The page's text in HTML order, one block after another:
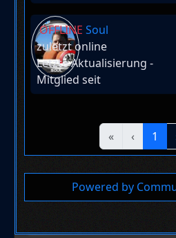
OFFLINE Soul
zuletzt online
Letzte Aktualisierung -
Mitglied seit
« ‹ 1
Powered by